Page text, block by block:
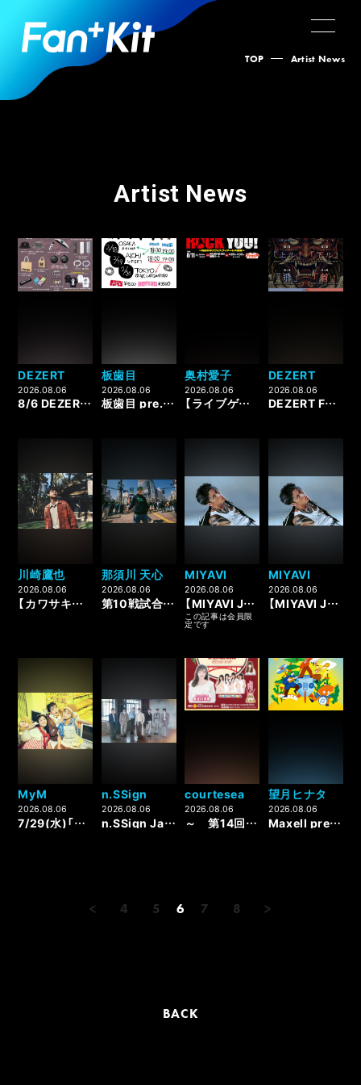
TOP Artist News
Artist News
DEZERT
2026.08.06
8/6 DEZERT FC LIMITED LIVE 2026「また暴る。-夏-」LIVE GOODS情報！
板歯目
2026.08.06
板歯目 pre. 「居合」開催決定!!
奥村愛子
2026.08.06
【ライブゲスト出演】漫才RockYou！～真夏のラフフェス フィナーレ大宴会～
DEZERT
2026.08.06
DEZERT FC LIMITED LIVE 2026「また暴る。-夏-」ひまわり会 当日券販売情報！
川崎鷹也
2026.08.06
【カワサキホークス】『海外在住会員様入会コース』新規導入のお知らせ
那須川 天心
2026.08.06
第10戦試合チケット 8月7日(金)18:00販売開始！！
MIYAVI
2026.08.06
【MIYAVI JAPAN Circuit 2026 “SAMURAI 45 -Back to BASICS-”】Fan Club会員 2次抽選先行受付のご案内
この記事は会員限
定です
MIYAVI
2026.08.06
【MIYAVI JAPAN Circuit 2026 “SAMURAI 45 -Back to BASICS-”】チケット2次先行受付のご案内
MyM
2026.08.06
7/29(水)「デリケートに好きして～クリィミーマイムーVer.～」リリース&ポップアップ開催決定！＜8/6(木)更新＞
n.SSign
2026.08.06
n.SSign Japan 1st Mini Album『迷走路 -WAY OUT-』リリース記念「メンバー個別ロングお話し会」開催決定！
courtesea
2026.08.06
～ 第14回 米粉フェスタinたいない2026 に出演します！ ～
望月ヒナタ
2026.08.06
Maxell presents FM802 MINAMI WHEEL 2026に出演が決定！
< 4 5 6 7 8 >
BACK